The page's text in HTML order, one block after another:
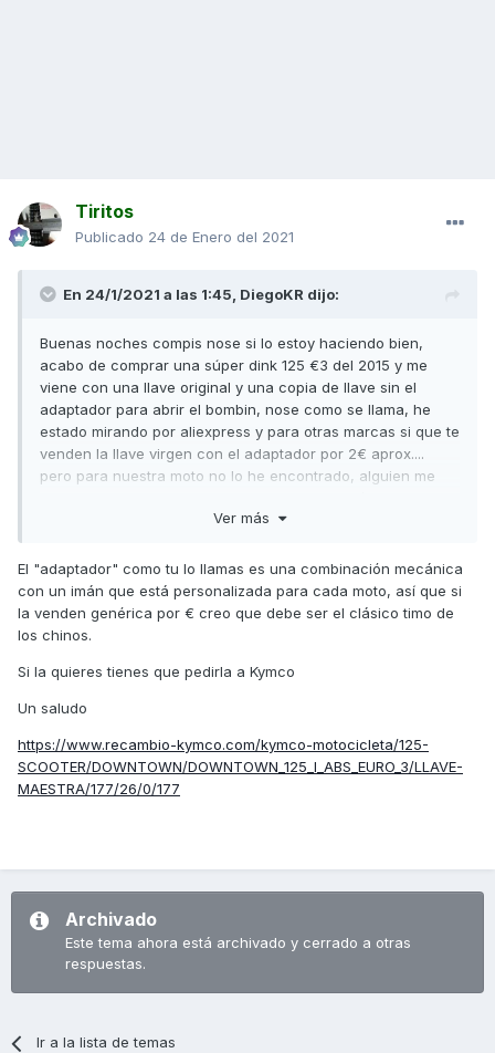
Tiritos
Publicado 24 de Enero del 2021
En 24/1/2021 a las 1:45, DiegoKR dijo:
Buenas noches compis nose si lo estoy haciendo bien,
acabo de comprar una súper dink 125 €3 del 2015 y me
viene con una llave original y una copia de llave sin el
adaptador para abrir el bombin, nose como se llama, he
estado mirando por aliexpress y para otras marcas si que te
venden la llave virgen con el adaptador por 2€ aprox....
pero para nuestra moto no lo he encontrado, alguien me
llave nueva de concesionario?
Ver más
El "adaptador" como tu lo llamas es una combinación mecánica
con un imán que está personalizada para cada moto, así que si
la venden genérica por € creo que debe ser el clásico timo de
los chinos.
Si la quieres tienes que pedirla a Kymco
Un saludo
https://www.recambio-kymco.com/kymco-motocicleta/125-
SCOOTER/DOWNTOWN/DOWNTOWN_125_I_ABS_EURO_3/LLAVE-
MAESTRA/177/26/0/177
Archivado
Este tema ahora está archivado y cerrado a otras
respuestas.
Ir a la lista de temas